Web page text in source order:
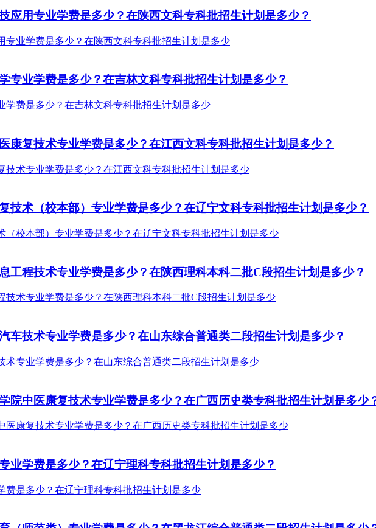
应用专业学费是多少？在陕西文科专科批招生计划是多少？
专业学费是多少？在吉林文科专科批招生计划是多少？
康复技术专业学费是多少？在江西文科专科批招生计划是多少？
技术（校本部）专业学费是多少？在辽宁文科专科批招生计划是多少？
工程技术专业学费是多少？在陕西理科本科二批C段招生计划是多少？
车技术专业学费是多少？在山东综合普通类二段招生计划是多少？
院中医康复技术专业学费是多少？在广西历史类专科批招生计划是多少
业学费是多少？在辽宁理科专科批招生计划是多少？